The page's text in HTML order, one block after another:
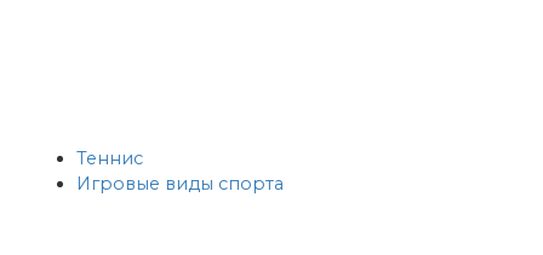
Теннис
Игровые виды спорта